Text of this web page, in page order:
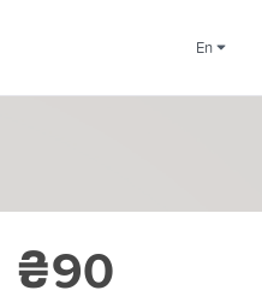
en
₴90